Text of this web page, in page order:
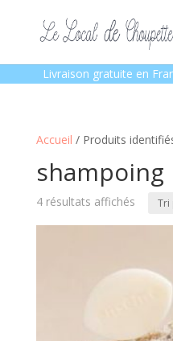
Livraison gratuite en
Accueil / Produits
shampoing
4 résultats affichésTrié